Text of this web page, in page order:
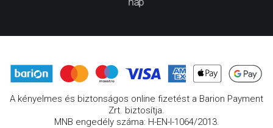
A kényelmes és biztonságos online fizetést a Barion Payment
Zrt. biztosítja.
MNB engedély száma: H-EN-I-1064/2013.